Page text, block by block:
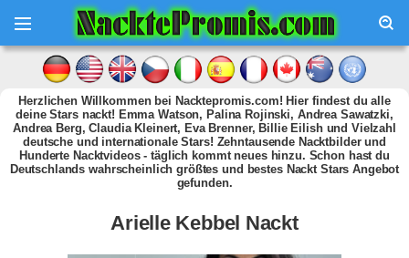
Herzlichen Willkommen bei Nacktepromis.com! Hier findest du alle
deine Stars nackt! Emma Watson, Palina Rojinski, Andrea Sawatzki,
Andrea Berg, Claudia Kleinert, Eva Brenner, Billie Eilish und Vielzahl
deutsche und internationale Stars! Zehntausende Nacktbilder und
Hunderte Nacktvideos - täglich kommt neues hinzu. Schon hast du
Deutschlands wahrscheinlich größtes und bestes Nackt Stars Angebot
gefunden.
Arielle Kebbel Nackt